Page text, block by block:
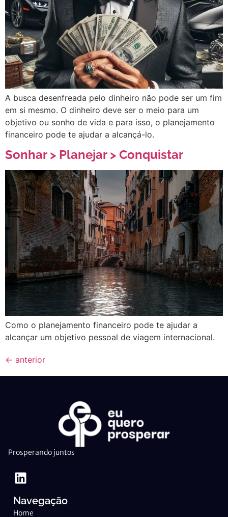
A busca desenfreada pelo dinheiro não pode ser um fim
em si mesmo. O dinheiro deve ser o meio para um
objetivo ou sonho de vida e para isso, o planejamento
financeiro pode te ajudar a alcançá-lo.
Sonhar > Planejar > Conquistar
Como o planejamento financeiro pode te ajudar a
alcançar um objetivo pessoal de viagem internacional.
← anterior
Prosperando juntos
Navegação
Home